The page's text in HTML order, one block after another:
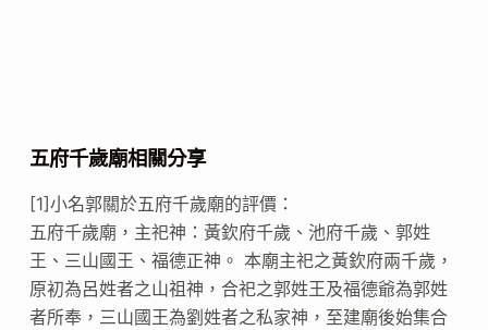
五府千歲廟相關分享
[1]小名郭關於五府千歲廟的評價：
五府千歲廟，主祀神：黃欽府千歲、池府千歲、郭姓
王、三山國王、福德正神。 本廟主祀之黃欽府兩千歲，
原初為呂姓者之山祖神，合祀之郭姓王及福德爺為郭姓
者所奉，三山國王為劉姓者之私家神，至建廟後始集合